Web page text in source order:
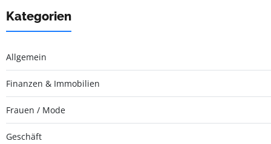
Kategorien
Allgemein
Finanzen & Immobilien
Frauen / Mode
Geschäft